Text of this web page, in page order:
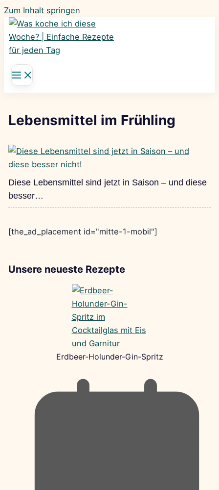
Zum Inhalt springen
Lebensmittel im Frühling
Diese Lebensmittel sind jetzt in Saison – und diese
besser…
[the_ad_placement id="mitte-1-mobil"]
Unsere neueste Rezepte
Erdbeer-Holunder-Gin-Spritz